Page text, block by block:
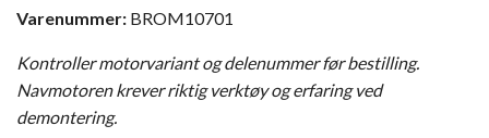
Varenummer: BROM10701
Kontroller motorvariant og delenummer før bestilling.
Navmotoren krever riktig verktøy og erfaring ved
demontering.